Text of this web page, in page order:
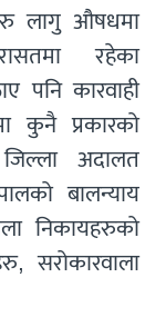
लागु औषधमा
रहेका
पनि कारवाही
कुनै प्रकारको
अदालत
बालन्याय
निकायहरुको
सरोकारवाला